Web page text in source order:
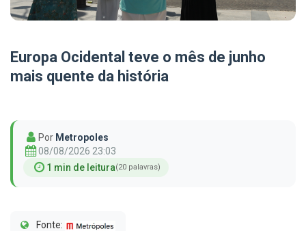
Europa Ocidental teve o mês de junho
mais quente da história
Por Metropoles
08/08/2026 23:03
1 min de leitura(20 palavras)
Fonte: